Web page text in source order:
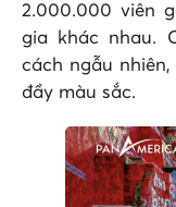
2.000.000 viên
gia khác nhau.
cách ngẫu
đầy màu sắc.